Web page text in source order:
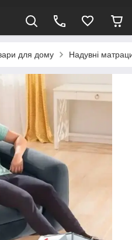
для дому Надувні